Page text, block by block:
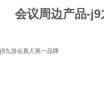
会议周边产品-
j9九游会真人第一品牌